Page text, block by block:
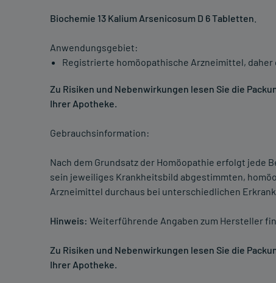
Biochemie 13 Kalium Arsenicosum D 6 Tabletten
Anwendungsgebiet:
Registrierte homöopathische Arzneimittel,
Zu Risiken und Nebenwirkungen lesen Sie die
Ihrer Apotheke.
Gebrauchsinformation:
Nach dem Grundsatz der Homöopathie erfolgt jede
sein jeweiliges Krankheitsbild abgestimmten,
Arzneimittel durchaus bei unterschiedlichen
Hinweis: Weiterführende Angaben zum Hersteller
Zu Risiken und Nebenwirkungen lesen Sie die
Ihrer Apotheke.